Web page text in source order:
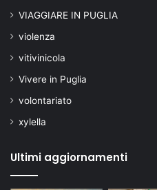
VIAGGIARE IN PUGLIA
violenza
vitivinicola
Vivere in Puglia
volontariato
xylella
Ultimi aggiornamenti